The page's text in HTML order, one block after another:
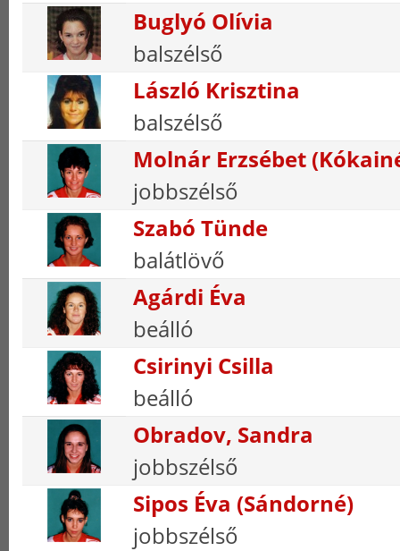
Buglyó Olívia
balszélső
László Krisztina
balszélső
Molnár Erzsébet
jobbszélső
Szabó Tünde
balátlövő
Agárdi Éva
beálló
Csirinyi Csilla
beálló
Obradov, Sandra
jobbszélső
Sipos Éva (Sándorné)
jobbszélső